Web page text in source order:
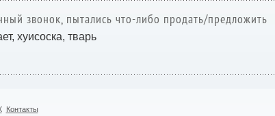
звонок, пытались что-либо продать/предложить
хуисоска, тварь
Контакты